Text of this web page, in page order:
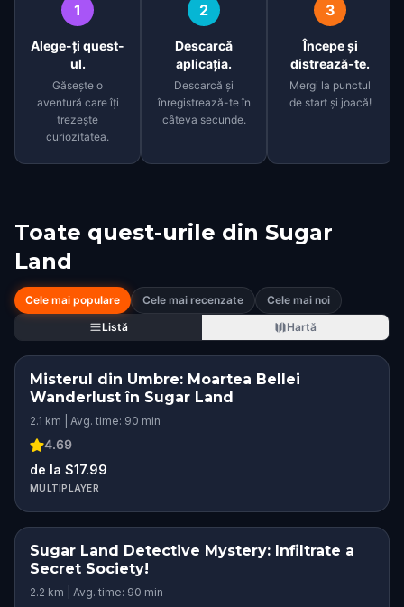
1
Alege-ți quest-
ul.
Găsește o
aventură care îți
trezește
curiozitatea.
2
Descarcă
aplicația.
Descarcă și
înregistrează-te în
câteva secunde.
3
Începe și
distrează-te.
Mergi la punctul
de start și joacă!
Toate quest-urile din Sugar
Land
Cele mai populare Cele mai recenzate
Cele mai noi
Listă
Hartă
Misterul din Umbre: Moartea Bellei
Wanderlust în Sugar Land
2.1 km | Avg. time: 90 min
4.69
de la $17.99
MULTIPLAYER
Sugar Land Detective Mystery: Infiltrate a
Secret Society!
2.2 km | Avg. time: 90 min